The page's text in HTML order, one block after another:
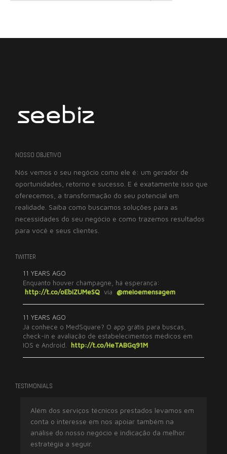
NOSSO OBJETIVO
Nós vemos o seu negócio como ele é: um gerador de
oportunidades, retorno e sucesso. E é exatamente isso que
oferecemos, a transformação do seu potencial em
realidade. Saiba como buscamos soluções para as
necessidades do seu negócio e como trazemos resultados
para você e seus clientes.
TWITTER
11 YEARS AGO
Enquanto houver champagne, há esperança:
http://t.co/oEbiZUMeSQ via @meioemensagem
11 YEARS AGO
Já conhece o MedSquare? O app grátis para buscas,
check-in e avaliação de estabelecimentos médicos em
IOS e Android. http://t.co/HeTABGq91M
TESTIMONIALS
Além dos serviços técnicos prestados levamos em
conta o interesse em nos apoiar também na
análise do nosso negócio e indicação da melhor
estratégia a seguir.